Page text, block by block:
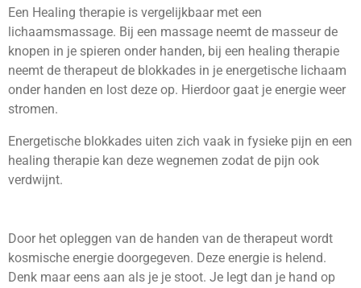
Een Healing therapie is vergelijkbaar met een
lichaamsmassage. Bij een massage neemt de masseur de
knopen in je spieren onder handen, bij een healing therapie
neemt de therapeut de blokkades in je energetische lichaam
onder handen en lost deze op. Hierdoor gaat je energie weer
stromen.
Energetische blokkades uiten zich vaak in fysieke pijn en een
healing therapie kan deze wegnemen zodat de pijn ook
verdwijnt.
Door het opleggen van de handen van de therapeut wordt
kosmische energie doorgegeven. Deze energie is helend.
Denk maar eens aan als je je stoot. Je legt dan je hand op